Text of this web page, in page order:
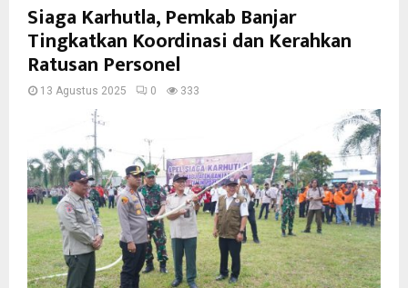
Siaga Karhutla, Pemkab Banjar
Tingkatkan Koordinasi dan Kerahkan
Ratusan Personel
13 Agustus 2025 0 333